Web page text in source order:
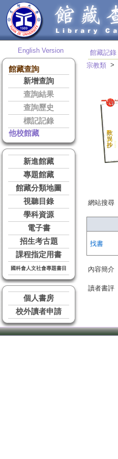
English Version
館藏查詢
新增查詢
查詢結果
查詢歷史
標記記錄
他校館藏
新進館藏
專題館藏
館藏分類地圖
視聽目錄
學科資源
電子書
招生考古題
課程指定用書
國科會人文社會專題書目
個人書房
校外讀者申請
館藏記錄
宗教類 >
網站搜尋
找書
內容簡介
讀者書評